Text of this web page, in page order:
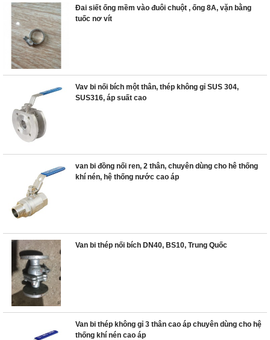
Đai siết ống mềm vào đuôi chuột , ống 8A, vặn bằng
tuốc nơ vít
Vav bi nối bích một thân, thép không gỉ SUS 304,
SUS316, áp suất cao
van bi đồng nối ren, 2 thân, chuyên dùng cho hê thống
khí nén, hệ thống nước cao áp
Van bi thép nối bích DN40, BS10, Trung Quốc
Van bi thép không gỉ 3 thân cao áp chuyên dùng cho hệ
thống khí nén cao áp